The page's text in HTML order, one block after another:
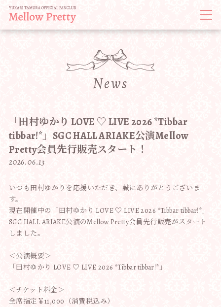
News
「田村ゆかり LOVE ♡ LIVE 2026 *Tibbar
tibbar!*」SGC HALL ARIAKE公演Mellow
Pretty会員先行販売スタート！
2026.06.13
いつも田村ゆかりを応援いただき、誠にありがとうございま
す。
現在開催中の「田村ゆかり LOVE ♡ LIVE 2026 *Tibbar tibbar!*」
SGC HALL ARIAKE公演のMellow Pretty会員先行販売がスタート
しました。
＜公演概要＞
「田村ゆかり LOVE ♡ LIVE 2026 *Tibbar tibbar!*」
＜チケット料金＞
全席指定￥11,000（消費税込み）